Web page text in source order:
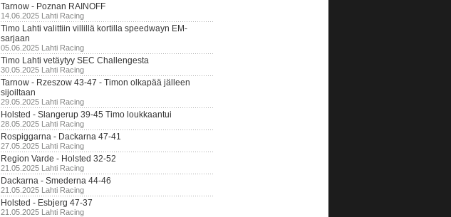
Tarnow - Poznan RAINOFF
14.06.2025 Lahti Racing
Timo Lahti valittiin villillä kortilla speedwayn EM-
sarjaan
05.06.2025 Lahti Racing
Timo Lahti vetäytyy SEC Challengesta
30.05.2025 Lahti Racing
Tarnow - Rzeszow 43-47 - Timon olkapää jälleen
sijoiltaan
29.05.2025 Lahti Racing
Holsted - Slangerup 39-45 Timo loukkaantui
28.05.2025 Lahti Racing
Rospiggarna - Dackarna 47-41
27.05.2025 Lahti Racing
Region Varde - Holsted 32-52
21.05.2025 Lahti Racing
Dackarna - Smederna 44-46
21.05.2025 Lahti Racing
Holsted - Esbjerg 47-37
21.05.2025 Lahti Racing